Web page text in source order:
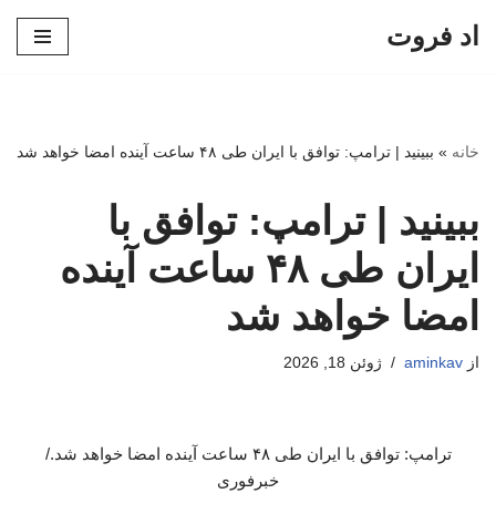
اد فروت
خانه » ببینید | ترامپ: توافق با ایران طی ۴۸ ساعت آینده امضا خواهد شد
ببینید | ترامپ: توافق با
ایران طی ۴۸ ساعت آینده
امضا خواهد شد
از aminkav ژوئن 18, 2026
ترامپ: توافق با ایران طی ۴۸ ساعت آینده امضا خواهد شد./
خبرفوری